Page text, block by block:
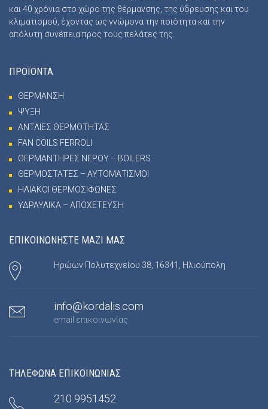
και 40 χρόνια στο χώρο της θέρμανσης, της ύδρευσης και του
κλιματισμού, έχοντας ως γνώμονα την ποιότητα και την
απόλυτη συνέπεια προς τους πελάτες της.
ΠΡΟΪΟΝΤΑ
ΘΕΡΜΑΝΣΗ
ΨΥΞΗ
ΑΝΤΛΙΕΣ ΘΕΡΜΟΤΗΤΑΣ
FAN COILS FERROLI
ΘΕΡΜΑΝΤΗΡΕΣ ΝΕΡΟΥ – BOILERS
ΘΕΡΜΟΣΤΑΤΕΣ – ΑΥΤΟΜΑΤΙΣΜΟΙ
ΗΛΙΑΚΟΙ ΘΕΡΜΟΣΙΦΩΝΕΣ
ΥΔΡΑΥΛΙΚΑ – ΑΠΟΧΕΤΕΥΣΗ
ΕΠΙΚΟΙΝΩΝΗΣΤΕ ΜΑΖΙ ΜΑΣ
Ηρώων Πολυτεχνείου 38, 16341, Ηλιούπολη
info@kordalis.com
email επικοινωνίας
ΤΗΛΕΦΩΝΑ ΕΠΙΚΟΙΝΩΝΙΑΣ
210 9951452